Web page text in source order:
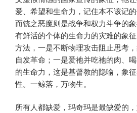
爱、希望和生命力，记住本不该记的
而铳之恶魔则是战争和权力斗争的
有鲜活的个体的生命力的灾难的象
方法，一是不断物理攻击阻止思考
自发革命；一是爱祂并吃祂的肉、
的生命力，这是基督教的隐喻，象
性。一鲸落，万物生。
所有人都缺爱，玛奇玛是最缺爱的